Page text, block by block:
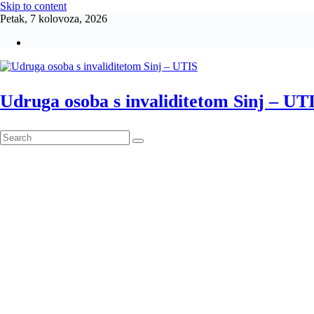
Skip to content
Petak, 7 kolovoza, 2026
Udruga osoba s invaliditetom Sinj –